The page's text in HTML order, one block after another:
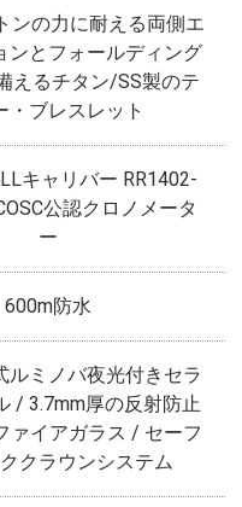
ンの力に耐える両側エ
ンとフォールディング
えるチタン/SS製のテ
・ブレスレット
キャリバー RR1402-
公認クロノメータ
ー
600m防水
ルミノバ夜光付きセラ
/ 3.7mm厚の反射防止
ァイアガラス / セーフ
クラウンシステム